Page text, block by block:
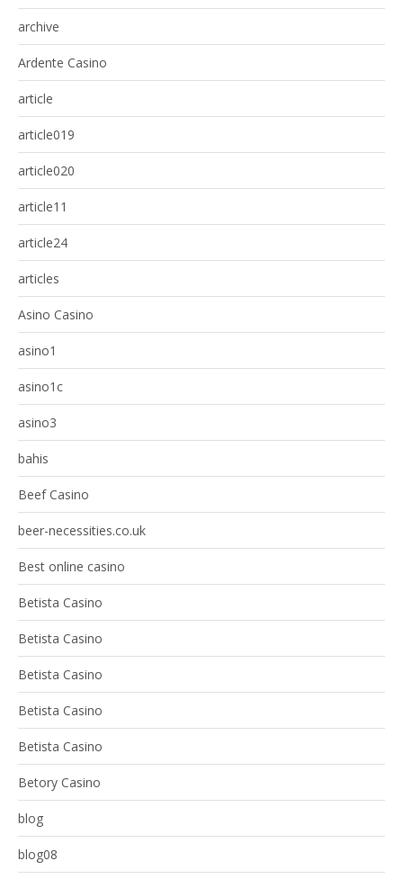
archive
Ardente Casino
article
article019
article020
article11
article24
articles
Asino Casino
asino1
asino1c
asino3
bahis
Beef Casino
beer-necessities.co.uk
Best online casino
Betista Casino
Betista Casino
Betista Casino
Betista Casino
Betista Casino
Betory Casino
blog
blog08